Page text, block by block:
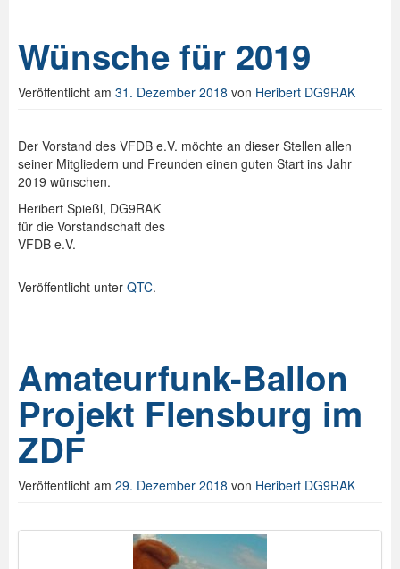
Wünsche für 2019
Veröffentlicht am 31. Dezember 2018 von Heribert DG9RAK
Der Vorstand des VFDB e.V. möchte an dieser Stellen allen
seiner Mitgliedern und Freunden einen guten Start ins Jahr
2019 wünschen.
Heribert Spießl, DG9RAK
für die Vorstandschaft des
VFDB e.V.
Veröffentlicht unter QTC.
Amateurfunk-Ballon
Projekt Flensburg im
ZDF
Veröffentlicht am 29. Dezember 2018 von Heribert DG9RAK